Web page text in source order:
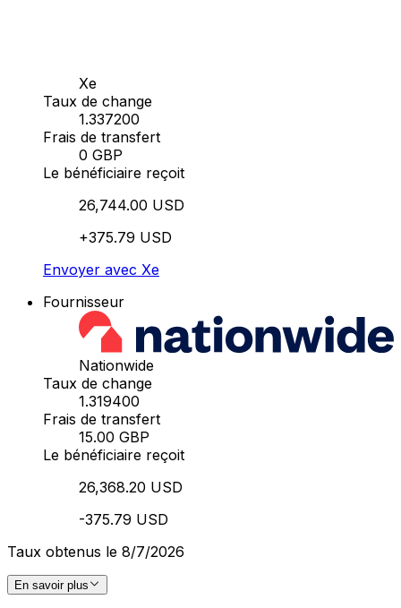
Xe
Taux de change
1.337200
Frais de transfert
0 GBP
Le bénéficiaire reçoit
26,744.00 USD
+375.79 USD
Envoyer avec Xe
Fournisseur
Nationwide
Taux de change
1.319400
Frais de transfert
15.00 GBP
Le bénéficiaire reçoit
26,368.20 USD
-375.79 USD
Taux obtenus le 8/7/2026
En savoir plus